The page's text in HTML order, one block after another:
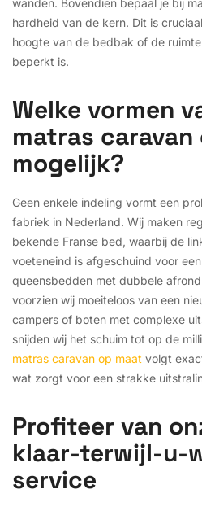
wanden. Bovendien bepaal je bij
hardheid van de kern. Dit is
hoogte van de bedbak of de
beperkt is.
Welke vormen
matras
mogelijk?
Geen enkele indeling vormt een
fabriek in Nederland. Wij maken
bekende Franse bed, waarbij de
voeteneind is afgeschuind voor
queensbedden met dubbele
voorzien wij moeiteloos van een
campers of boten met complexe
snijden wij het schuim tot op de
matras caravan op maat volgt
wat zorgt voor een strakke
Profiteer van
klaar-terwijl-u-
service